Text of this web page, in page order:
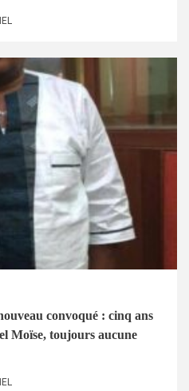
convoqué : cinq ans
Moïse, toujours aucune